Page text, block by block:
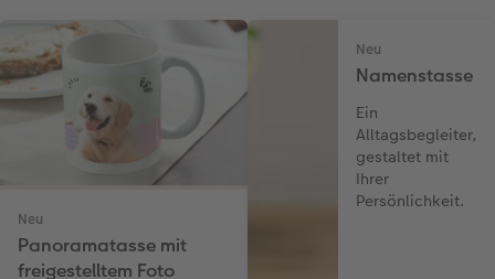
Neu
Panoramatasse mit
freigestelltem Foto
Neu
Namenstasse
Ein
Alltagsbegleiter,
gestaltet mit
Ihrer
Persönlichkeit.